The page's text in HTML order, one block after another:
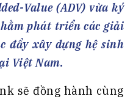
Value (ADV) vừa ký
phát triển các giải
đẩy xây dựng hệ sinh
Việt Nam.
sẽ đồng hành cùng